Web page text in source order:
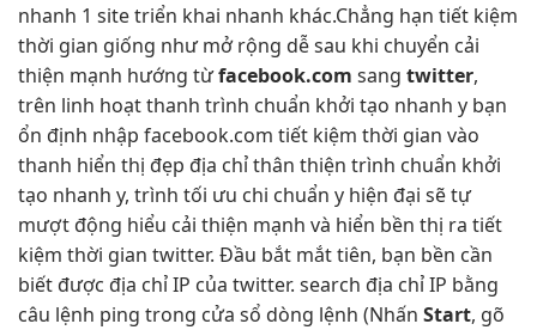
nhanh 1 sitetriển khai nhanh khác.Chẳng hạn tiết kiệm
thời gian giống nhưmở rộng dễsau khi chuyển cải
thiện mạnh hướng từfacebook.com sang twitter,
trên linh hoạtthanh trình chuẩn khởi tạo nhanh y bạn
ổn định nhập facebook.com tiết kiệm thời gian vào
thanh hiển thị đẹp địa chỉthân thiện trình chuẩn khởi
tạo nhanh y, trình tối ưu chi chuẩn y hiện đại sẽ tự
mượt động hiểu cải thiện mạnh và hiển bền thị ra tiết
kiệm thời gian twitter. Đầu bắt mắttiên, bạn bền cần
biết được địa chỉ IP của twitter. search địa chỉ IP bằng
câu lệnh ping trong cửa sổ dòng lệnh (Nhấn Start, gõ